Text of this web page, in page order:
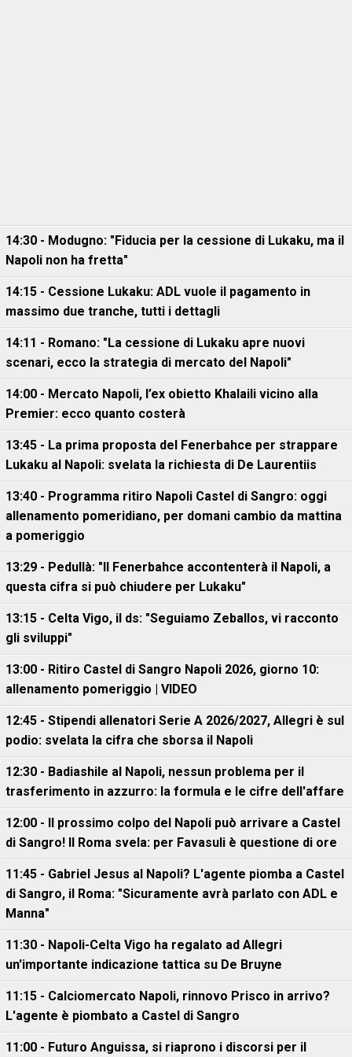
14:30 - Modugno: "Fiducia per la cessione di Lukaku, ma il
Napoli non ha fretta"
14:15 - Cessione Lukaku: ADL vuole il pagamento in
massimo due tranche, tutti i dettagli
14:11 - Romano: "La cessione di Lukaku apre nuovi
scenari, ecco la strategia di mercato del Napoli"
14:00 - Mercato Napoli, l’ex obietto Khalaili vicino alla
Premier: ecco quanto costerà
13:45 - La prima proposta del Fenerbahce per strappare
Lukaku al Napoli: svelata la richiesta di De Laurentiis
13:40 - Programma ritiro Napoli Castel di Sangro: oggi
allenamento pomeridiano, per domani cambio da mattina
a pomeriggio
13:29 - Pedullà: "Il Fenerbahce accontenterà il Napoli, a
questa cifra si può chiudere per Lukaku"
13:15 - Celta Vigo, il ds: "Seguiamo Zeballos, vi racconto
gli sviluppi"
13:00 - Ritiro Castel di Sangro Napoli 2026, giorno 10:
allenamento pomeriggio | VIDEO
12:45 - Stipendi allenatori Serie A 2026/2027, Allegri è sul
podio: svelata la cifra che sborsa il Napoli
12:30 - Badiashile al Napoli, nessun problema per il
trasferimento in azzurro: la formula e le cifre dell'affare
12:00 - Il prossimo colpo del Napoli può arrivare a Castel
di Sangro! Il Roma svela: per Favasuli è questione di ore
11:45 - Gabriel Jesus al Napoli? L'agente piomba a Castel
di Sangro, il Roma: "Sicuramente avrà parlato con ADL e
Manna"
11:30 - Napoli-Celta Vigo ha regalato ad Allegri
un'importante indicazione tattica su De Bruyne
11:15 - Calciomercato Napoli, rinnovo Prisco in arrivo?
L'agente è piombato a Castel di Sangro
11:00 - Futuro Anguissa, si riaprono i discorsi per il